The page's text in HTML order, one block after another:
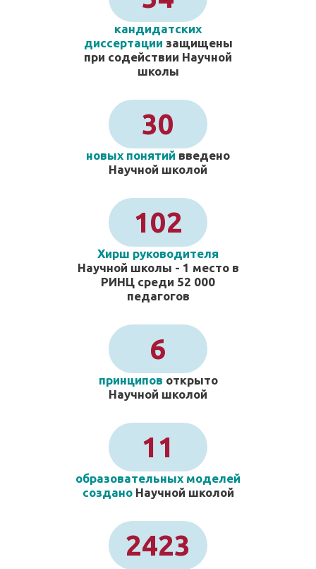
кандидатских
диссертации защищены
при содействии Научной
школы
30
новых понятий введено
Научной школой
102
Хирш руководителя
Научной школы - 1 место в
РИНЦ среди 52 000
педагогов
6
принципов открыто
Научной школой
11
образовательных моделей
создано Научной школой
2423